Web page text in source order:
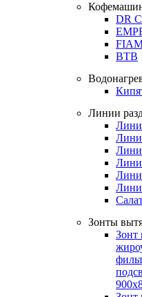
DR
BTB
Линии
Зонты
Зонт